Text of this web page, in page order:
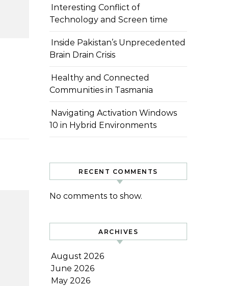
Interesting Conflict of
Technology and Screen time
Inside Pakistan’s Unprecedented
Brain Drain Crisis
Healthy and Connected
Communities in Tasmania
Navigating Activation Windows
10 in Hybrid Environments
RECENT COMMENTS
No comments to show.
ARCHIVES
August 2026
June 2026
May 2026